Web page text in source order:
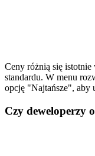
Ceny różnią się
standardu. W menu
opcję "Najtańsze", aby
Czy deweloperzy